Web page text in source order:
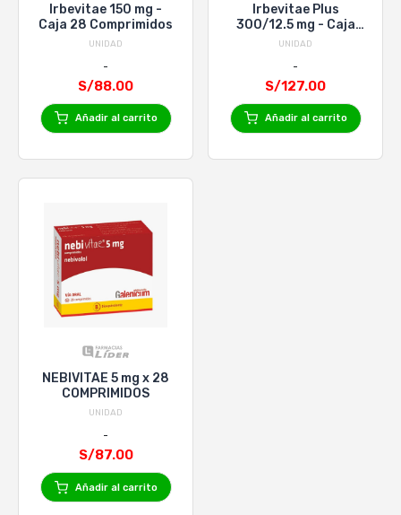
Irbevitae 150 mg -
Caja 28 Comprimidos
UNIDAD
S/88.00
Añadir al carrito
Irbevitae Plus
300/12.5 mg - Caja
28 Comprimidos
UNIDAD
S/127.00
Añadir al carrito
NEBIVITAE 5 mg x 28
COMPRIMIDOS
UNIDAD
S/87.00
Añadir al carrito